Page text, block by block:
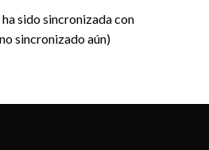
sido sincronizada con
sincronizado aún)